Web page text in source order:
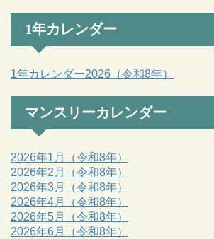
1年カレンダー
1年カレンダー2026（令和8年）
マンスリーカレンダー
2026年1月（令和8年）
2026年2月（令和8年）
2026年3月（令和8年）
2026年4月（令和8年）
2026年5月（令和8年）
2026年6月（令和8年）